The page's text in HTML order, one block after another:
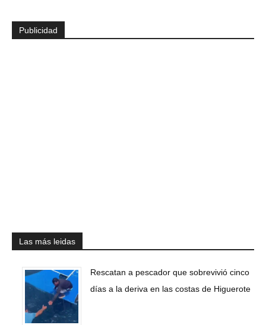
Publicidad
Las más leidas
Rescatan a pescador que sobrevivió cinco
días a la deriva en las costas de Higuerote